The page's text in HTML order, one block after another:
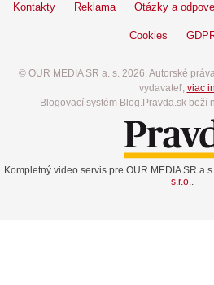
Kontakty Reklama Otázky a
Cookies
© OUR MEDIA SR a. s. 2026. Autorské
vydavateľ, viac
Blogovací systém Blog.Pravda.sk beží
Kompletný video servis pre OUR MEDIA SR
s.r.o..